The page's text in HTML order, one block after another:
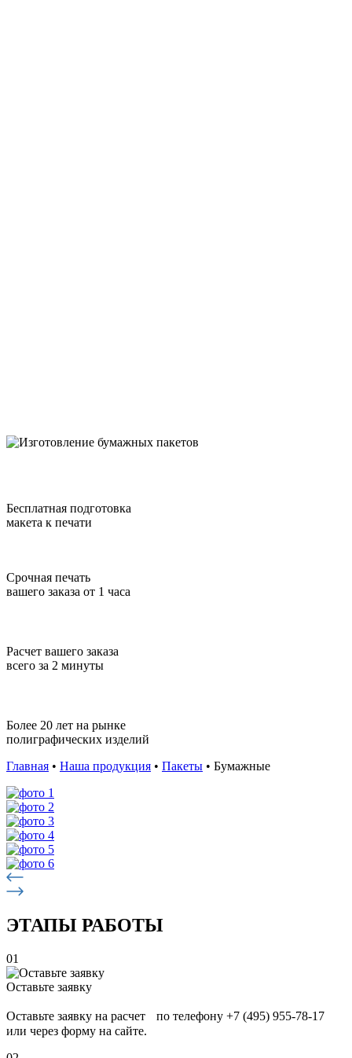
Бесплатная подготовка
макета к печати
Срочная печать
вашего заказа от 1 часа
Расчет вашего заказа
всего за 2 минуты
Более 20 лет на рынке
полиграфических изделий
Главная • Наша продукция • Пакеты • Бумажные
ЭТАПЫ РАБОТЫ
01
Оставьте заявку
Оставьте заявку на расчет по телефону +7 (495) 955-78-17
или через форму на сайте.